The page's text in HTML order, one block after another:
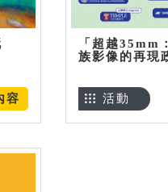
容
「超越35mm
族影像的再現
活動